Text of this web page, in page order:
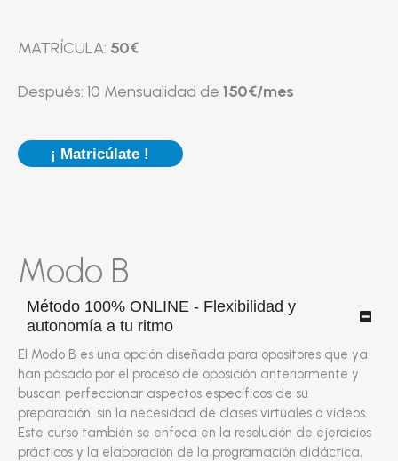
MATRÍCULA: 50€
Después: 10 Mensualidad de 150€/mes
¡ Matricúlate !
Modo B
Método 100% ONLINE - Flexibilidad y
autonomía a tu ritmo
El Modo B es una opción diseñada para opositores que ya
han pasado por el proceso de oposición anteriormente y
buscan perfeccionar aspectos específicos de su
preparación, sin la necesidad de clases virtuales o vídeos.
Este curso también se enfoca en la resolución de ejercicios
prácticos y la elaboración de la programación didáctica,